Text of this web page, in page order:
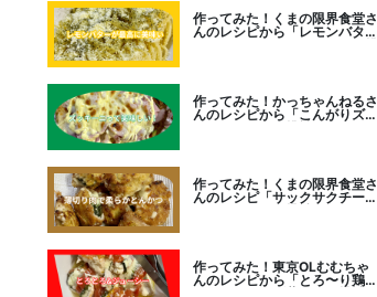
作ってみた！くまの限界食堂さ
んのレシピから「レモンバター
作ってみた！かっちゃんねるさ
んのレシピから「こんがりズッ
作ってみた！くまの限界食堂さ
んのレシピ「サックサクチーズ
作ってみた！東京OLむむちゃ
んのレシピから「とろ〜り鶏む